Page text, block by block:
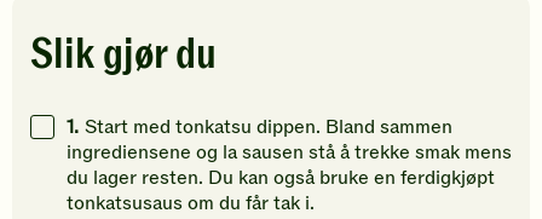
Klikk
for
gi
din
vurdering.
din
vurdering.
Slik gjør du
1. Start med tonkatsu dippen. Bland sammen
ingrediensene og la sausen stå å trekke smak mens
du lager resten. Du kan også bruke en ferdigkjøpt
tonkatsusaus om du får tak i.